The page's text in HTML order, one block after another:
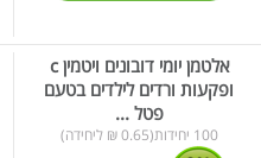
אלטמן יומי דובונים ויטמין c
ופקעות ורדים לילדים בטעם
פטל ...
100 יחידות(0.65 ₪ ליחידה)